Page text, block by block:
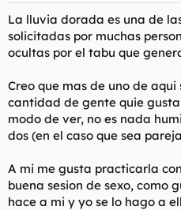
La lluvia dorada es una de
solicitadas por muchas
ocultas por el tabu que
Creo que mas de uno de
cantidad de gente quie
modo de ver, no es nada
dos (en el caso que sea
A mi me gusta practicarla
buena sesion de sexo, como
hace a mi y yo se lo hago a